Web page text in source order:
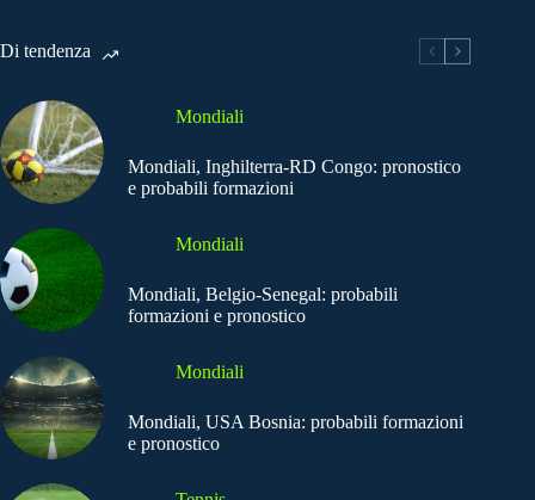
Di tendenza
Mondiali
Mondiali, Inghilterra-RD Congo: pronostico
e probabili formazioni
Mondiali
Mondiali, Belgio-Senegal: probabili
formazioni e pronostico
Mondiali
Mondiali, USA Bosnia: probabili formazioni
e pronostico